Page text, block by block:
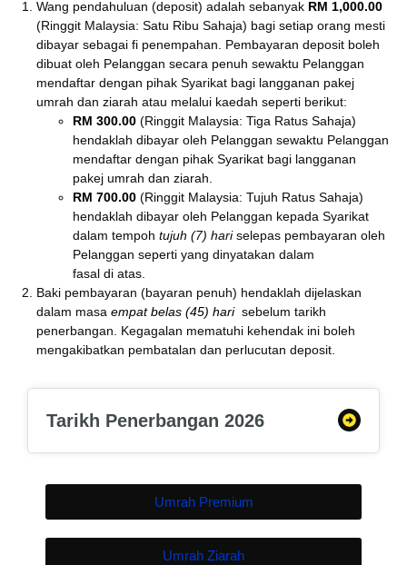
Wang pendahuluan (deposit) adalah sebanyak RM 1,000.00
(Ringgit Malaysia: Satu Ribu Sahaja) bagi setiap orang mesti
dibayar sebagai fi penempahan. Pembayaran deposit boleh
dibuat oleh Pelanggan secara penuh sewaktu Pelanggan
mendaftar dengan pihak Syarikat bagi langganan pakej
umrah dan ziarah atau melalui kaedah seperti berikut:
RM 300.00 (Ringgit Malaysia: Tiga Ratus Sahaja)
hendaklah dibayar oleh Pelanggan sewaktu Pelanggan
mendaftar dengan pihak Syarikat bagi langganan
pakej umrah dan ziarah.
RM 700.00 (Ringgit Malaysia: Tujuh Ratus Sahaja)
hendaklah dibayar oleh Pelanggan kepada Syarikat
dalam tempoh tujuh (7) hariselepas pembayaran oleh
Pelanggan seperti yang dinyatakan dalam
fasal di atas.
Baki pembayaran (bayaran penuh) hendaklah dijelaskan
dalam masa empat belas (45) harisebelum tarikh
penerbangan. Kegagalan mematuhi kehendak ini boleh
mengakibatkan pembatalan dan perlucutan deposit.
Tarikh Penerbangan 2026
Umrah Premium
Umrah Ziarah